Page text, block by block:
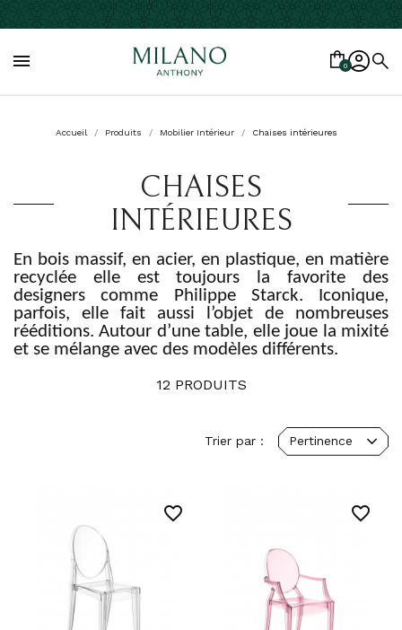
 0
Accueil Produits Mobilier Intérieur Chaises intérieures
CHAISES
INTÉRIEURES
En bois massif, en acier, en plastique, en matière
recyclée elle est toujours la favorite des
designers comme Philippe Starck. Iconique,
parfois, elle fait aussi l’objet de nombreuses
rééditions. Autour d’une table, elle joue la mixité
et se mélange avec des modèles différents.
12 PRODUITS
Trier par : Pertinence
favorite_border favorite_border